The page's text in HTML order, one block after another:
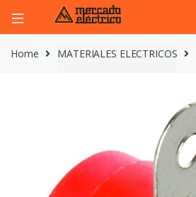
Home MATERIALES ELECTRICOS